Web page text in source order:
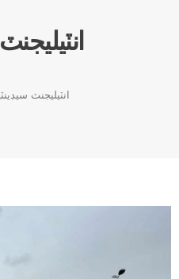
انٽيليجنٽ